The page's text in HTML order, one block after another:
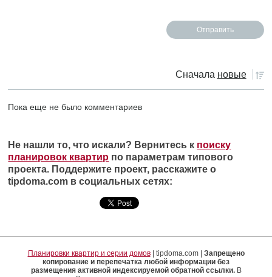
Сначала новые
Пока еще не было комментариев
Не нашли то, что искали? Вернитесь к поиску
планировок квартир по параметрам типового
проекта. Поддержите проект, расскажите о
tipdoma.com в социальных сетях:
Планировки квартир и серии домов| tipdoma.com | Запрещено
копирование и перепечатка любой информации без
размещения активной индексируемой обратной ссылки.В